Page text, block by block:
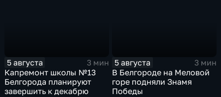
5 августа
3 мин
Капремонт школы №13
Белгорода планируют
завершить к декабрю
5 августа
3 мин
В Белгороде на Меловой
горе подняли Знамя
Победы